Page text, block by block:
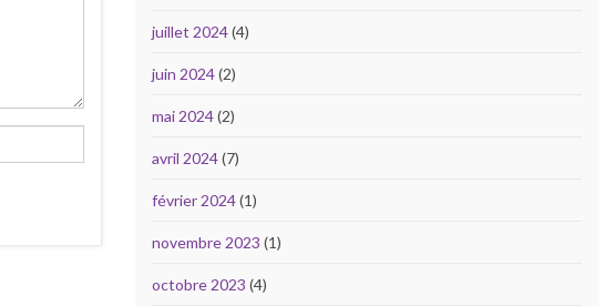
juillet 2024(4)
juin 2024(2)
mai 2024(2)
avril 2024(7)
février 2024(1)
novembre 2023 (1)
octobre 2023 (4)